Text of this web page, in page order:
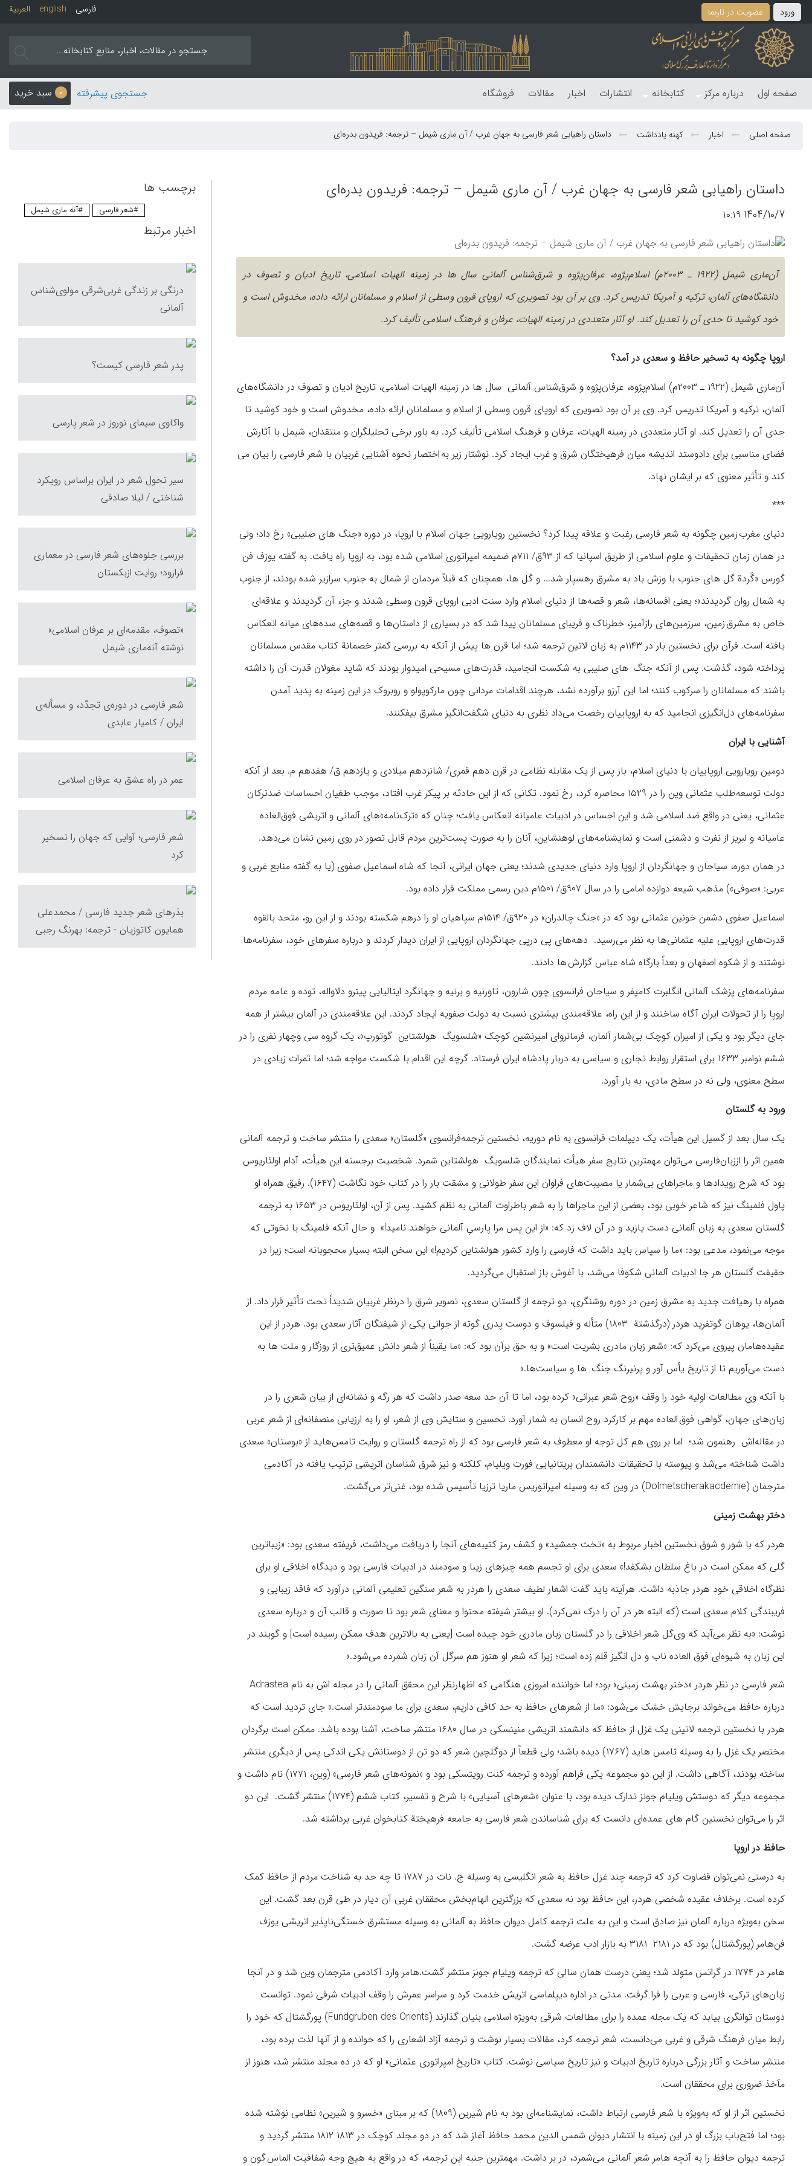
ورود عضویت در تارنما العربیة english فارسی
صفحه اول درباره مرکز کتابخانه انتشارات اخبار مقالات فروشگاه 0 سبد خرید جستجوی پیشرفته
صفحه اصلی اخبار کهنه یادداشت داستان راهیابی شعر فارسی به جهان غرب / آن ماری شیمل – ترجمه: فریدون بدره‌‏ای
داستان راهیابی شعر فارسی به جهان غرب / آن ماری شیمل – ترجمه: فریدون بدره‌‏ای
1404/10/7 ۱۰:۱۹
آن‌ماری شیمل (۱۹۲۲ ـ ۲۰۰۳م) اسلام‌پژوه، عرفان‌پژوه و شرق‌شناس آلمانی سال ها در زمینه الهیات اسلامی، تاریخ ادیان و تصوف در
دانشگاه‌های آلمان، ترکیه و آمریکا تدریس کرد. وی بر آن بود تصویری که اروپای قرون وسطی از اسلام و مسلمانان ارائه داده، مخدوش است و
خود کوشید تا حدی آن را تعدیل کند. او آثار متعددی در زمینه الهیات، عرفان و فرهنگ اسلامی تألیف کرد.
اروپا چگونه به تسخیر حافظ و سعدی در آمد؟
آن‌ماری شیمل (۱۹۲۲ ـ ۲۰۰۳م) اسلام‌پژوه، عرفان‌پژوه و شرق‌شناس آلمانی سال ها در زمینه الهیات اسلامی، تاریخ ادیان و تصوف در دانشگاه‌های
آلمان، ترکیه و آمریکا تدریس کرد. وی بر آن بود تصویری که اروپای قرون وسطی از اسلام و مسلمانان ارائه داده، مخدوش است و خود کوشید تا
حدی آن را تعدیل کند. او آثار متعددی در زمینه الهیات، عرفان و فرهنگ اسلامی تألیف کرد. به باور برخی تحلیلگران و منتقدان، شیمل با آثارش
فضای مناسبی برای دادوستد اندیشه میان فرهیختگان شرق و غرب ایجاد کرد. نوشتار زیر به اختصار نحوه آشنایی غربیان با شعر فارسی را بیان می
کند و تأثیر معنوی که بر ایشان نهاد.
***
دنیای مغرب زمین چگونه به شعر فارسی رغبت و علاقه پیدا کرد؟ نخستین رویارویی جهان اسلام با اروپا، در دوره «جنگ های صلیبی» رخ داد؛ ولی
در همان زمان تحقیقات و علوم اسلامی از طریق اسپانیا که از ۹۳ق/ ۷۱۱م ضمیمه امپراتوری اسلامی شده بود، به اروپا راه یافت. به گفته یوزف فن
گورس «گَردة گل های جنوب با وزش باد به مشرق رهسپار شد... و گل ها، همچنان که قبلاً مردمان از شمال به جنوب سرازیر شده بودند، از جنوب
به شمال روان گردیدند»؛ یعنی افسانه‌ها، شعر و قصه‌ها از دنیای اسلام وارد سنت ادبی اروپای قرون وسطی شدند و جزء آن گردیدند و علاقه‌ای
خاص به مشرق زمین، سرزمین‌های رازآمیز، خطرناک و فریبای مسلمانان پیدا شد که در بسیاری از داستان‌ها و قصه‌های سده‌‏های میانه انعکاس
یافته است. قرآن برای نخستین بار در ۱۱۴۳م به زبان لاتین ترجمه شد؛ اما قرن ها پیش از آنکه به بررسی کمتر خصمانة کتاب مقدس مسلمانان
پرداخته شود، گذشت. پس از آنکه جنگ های صلیبی به شکست انجامید، قدرت‌های مسیحی امیدوار بودند که شاید مغولان قدرت آن را داشته
باشند که مسلمانان را سرکوب کنند؛ اما این آرزو برآورده نشد، هرچند اقدامات مردانی چون مارکوپولو و روبروک در این زمینه به پدید آمدن
سفرنامه‌های دل‌انگیزی انجامید که به اروپاییان رخصت می‌‏داد نظری به دنیای شگفت‌‏انگیز مشرق بیفکنند.
آشنایی با ایران
دومین رویارویی اروپاییان با دنیای اسلام، باز پس از یک مقابله نظامی در قرن دهم قمری/ شانزدهم میلادی و یازدهم ق/ هفدهم م. بعد از آنکه
دولت توسعه‌طلب عثمانی وین را در ۱۵۲۹ محاصره کرد، رخ نمود. تکانی که از این حادثه بر پیکر غرب افتاد، موجب طغیان احساسات ضدترکان
عثمانی، یعنی در واقع ضد اسلامی شد و این احساس در ادبیات عامیانه انعکاس یافت؛ چنان که «ترک‌نامه»های آلمانی و اتریشی فوق‌العاده
عامیانه و لبریز از نفرت و دشمنی است و نمایشنامه‌های لوهنشاین، آنان را به صورت پست‌ترین مردم قابل ‌‏تصور در روی زمین نشان می‌‏دهد.
در همان دوره، سیاحان و جهانگردان از اروپا وارد دنیای جدیدی شدند؛ یعنی جهان ایرانی، آنجا که شاه اسماعیل صفوی (یا به گفته منابع غربی و
عربی: «صوفی») مذهب شیعه دوازده امامی را در سال ۹۰۷ق/ ۱۵۰۱م دین رسمی مملکت قرار داده بود.
اسماعیل صفوی دشمن خونین عثمانی بود که در «جنگ چالدران» در ۹۲۰ق/ ۱۵۱۴م سپاهیان او را درهم شکسته بودند و از این رو، متحد بالقوه
قدرت‌های اروپایی علیه عثمانی‌ها به نظر می‌‏رسید. دهه‌های پی درپی جهانگردان اروپایی از ایران دیدار کردند و درباره سفرهای خود، سفرنامه‌ها
نوشتند و از شکوه اصفهان و بعداً بارگاه شاه عباس گزارش ها دادند.
سفرنامه‌های پزشک آلمانی انگلبرت کامپفر و سیاحان فرانسوی چون شارون، تاورنیه و برنیه و جهانگرد ایتالیایی پیترو دلاواله، توده و عامه مردم
اروپا را از تحولات ایران آگاه ساختند و از این راه، علاقه‌مندی بیشتری نسبت به دولت صفویه ایجاد کردند. این علاقه‌مندی در آلمان بیشتر از همه
جای دیگر بود و یکی از امیران کوچک بی‌‏شمار آلمان، فرمانروای امیرنشین کوچک «شلسویگ هولشتاین گوتورپ»، یک گروه سی وچهار نفری را در
ششم نوامبر ۱۶۳۳ برای استقرار روابط تجاری و سیاسی به دربار پادشاه ایران فرستاد. گرچه این اقدام با شکست مواجه شد؛ اما ثمرات زیادی در
سطح معنوی، ولی نه در سطح مادی، به بار آورد.
ورود به گلستان
یک سال بعد از گسیل این هیأت، یک دیپلمات فرانسوی به نام دوریه، نخستین ترجمه‌‏‌‏‌‏‌‏‌‏فرانسوی «گلستان» سعدی را منتشر ساخت و ترجمه آلمانی
همین اثر را از‏‌‏‌‏‌‏زبان‌‏‌‏‌‏‌‏‌‏فارسی می‌‏توان مهمترین نتایج سفر هیأت نمایندگان شلسویگ هولشتاین شمرد. ‌‏‌‏‌‏شخصیت برجسته این هیأت، آدام اولئاریوس
بود که شرح رویدادها و ماجراهای بی‌‏‌‏‌‏شمار یا مصیبت‌های فراوان این سفر طولانی و مشقت بار را در کتاب خود نگاشت (۱۶۴۷). رفیق همراه او
پاول فلمینگ نیز که شاعر خوبی بود، بعضی از این ماجراها را به شعر باطراوت آلمانی به نظم کشید. پس از آن، اولئاریوس در ۱۶۵۳ به ترجمه
گلستان سعدی به زبان آلمانی دست یازید و در آن لاف زد که: «از این پس مرا پارسیِ آلمانی خواهند نامید!» و حال آنکه فلمینگ با نخوتی که
موجه می‌‏نمود، مدعی بود: «ما را سپاس باید داشت که فارسی را وارد کشور هولشتاین کردیم!» این سخن البته بسیار محجوبانه است؛ زیرا در
حقیقت گلستان هر جا ادبیات آلمانی شکوفا می‌‏شد، با آغوش باز استقبال می‌‏گردید.
همراه با رهیافت جدید به مشرق زمین در دوره روشنگری، دو ترجمه از گلستان سعدی، تصویر شرق را درنظر غربیان شدیداً تحت تأثیر قرار داد. از
آلمان‌ها، یوهان گوتفرید هردر (درگذشتة ۱۸۰۳) متأله و فیلسوف و دوست پدری گوته از جوانی یکی از شیفتگان آثار سعدی بود. هردر از این
عقیده‌هامان پیروی می‌‏کرد که: «شعر زبان مادری بشریت است» و به حق برآن بود که: «ما یقیناً از شعر دانش عمیق‌تری از روزگار و ملت ها به
دست می‌‏آوریم تا از تاریخ یأس آور و پرنیرنگ جنگ ها و سیاست‌ها.»
با آنکه وی مطالعات اولیه خود را وقف «روح شعر عبرانی» کرده بود، اما تا آن حد سعه صدر داشت که هر رگه و نشانه‌ای از بیان شعری را در
زبان‌های جهان، گواهی فوق العاده مهم بر کارکرد روح انسان به شمار آورد. تحسین و ستایش وی از شعر، او را به ارزیابی منصفانه‌ای از شعر عربی
در مقاله‌اش رهنمون شد؛ اما بر روی هم کل توجه او معطوف به شعر فارسی بود که از راه ترجمه گلستان و روایت تامس‌هاید از «بوستان» سعدی
داشت شناخته می‌‏شد و پیوسته با تحقیقات دانشمندان بریتانیایی فورت ویلیام، کلکته و نیز شرق شناسان اتریشی ترتیب یافته در آکادمی
مترجمان (Dolmetscherakacdemie) در وین که به وسیله امپراتوریس ماریا ترزیا تأسیس شده بود، غنی‌‏تر می‌‏گشت.
دختر بهشت زمینی
هردر که با شور و شوق نخستین اخبار مربوط به «تخت جمشید» و کشف رمز کتیبه‌‏های آنجا را دریافت می‌‏داشت، فریفته سعدی بود: «زیباترین
گلی که ممکن است در باغ سلطان بشکفد!» سعدی برای او تجسم همه چیزهای زیبا و سودمند در ادبیات فارسی بود و دیدگاه اخلاقی او برای
نظرگاه اخلاقی خود هردر جاذبه داشت. هرآینه باید گفت اشعار لطیف سعدی را هردر به شعر سنگین تعلیمی آلمانی درآورد که فاقد زیبایی و
فریبندگی کلام سعدی است (که البته هر در آن را درک نمی‌‏کرد). او بیشتر شیفته محتوا و معنای شعر بود تا صورت و قالب آن و درباره سعدی
نوشت: «به نظر می‌‏آید که وی‌‏گل شعر اخلاقی را در گلستان زبان مادری خود چیده است [یعنی به بالاترین هدف ممکن رسیده است] و گویند در
این زبان به شیوه‌‏ای فوق العاده ناب و دل انگیز قلم زده است؛ زیرا که شعر او هنوز هم سرگل آن زبان شمرده می‌‏شود.»
شعر فارسی در نظر هردر «دختر بهشت زمینی» بود؛ اما خواننده امروزی هنگامی که اظهارنظر این محقق آلمانی را در مجله اش به نام Adrastea
درباره حافظ می‌‏خواند برجایش خشک می‌‏شود: «ما از شعرهای حافظ به حد کافی داریم، سعدی برای ما سودمندتر است.» جای تردید است که
هردر با نخستین ترجمه لاتینی یک غزل از حافظ که دانشمند اتریشی منینسکی در سال ۱۶۸۰ منتشر ساخت، آشنا بوده باشد. ممکن است برگردان
مختصر یک غزل را به وسیله تامس ‌هاید (۱۷۶۷) دیده باشد؛ ولی قطعاً از دوگلچین شعر که دو تن از دوستانش یکی اندکی پس از دیگری منتشر
ساخته بودند، آگاهی داشت. از این دو مجموعه یکی فراهم آورده و ترجمه کنت رویتسکی بود و «نمونه‌های شعر فارسی» (وین، ۱۷۷۱) نام داشت و
مجموعه دیگر که دوستش ویلیام جونز تدارک دیده بود، با عنوان «شعرهای آسیایی» با شرح و تفسیر، کتاب ششم (۱۷۷۴) منتشر گشت. این دو
اثر را می‌‏توان نخستین گام های عمده‌ای دانست که برای شناساندن شعر فارسی به جامعه فرهیختة کتابخوان غربی برداشته شد.
حافظ در اروپا
به درستی نمی‌‏توان قضاوت کرد که ترجمه چند غزل حافظ به شعر انگلیسی به وسیله ج. نات در ۱۷۸۷ تا چه حد به شناخت مردم از حافظ کمک
کرده است. برخلاف عقیده شخصی هردر، این حافظ بود نه سعدی که بزرگترین الهام‌‏بخش محققان غربی آن دیار در طی قرن بعد گشت. این
سخن به‌ویژه درباره آلمان نیز صادق است و این به علت ترجمه کامل دیوان حافظ به آلمانی به وسیله مستشرق خستگی‌‏ناپذیر اتریشی یوزف
فن‌هامر (پورگشتال) بود که در ۲۱۸۱ ۳۱۸۱ به بازار ادب عرضه گشت.‌
هامر در ۱۷۷۴ در گراتس متولد شد؛ یعنی درست همان سالی که ترجمه ویلیام جونز منتشر گشت.‌هامر وارد آکادمی مترجمان وین شد و در آنجا
زبان‌های ترکی، فارسی و عربی را فرا گرفت. مدتی در اداره دیپلماسی اتریش خدمت کرد و سراسر عمرش را وقف ادبیات شرقی نمود. توانست
دوستان توانگری بیابد که یک مجله عمده را برای مطالعات شرقی به‌ویژه اسلامی بنیان گذارند (Fundgruben des Orients) پورگشتال که خود را
رابط میان فرهنگ شرقی و غربی می‌‏دانست، شعر ترجمه کرد، مقالات بسیار نوشت و ترجمه آزاد اشعاری را که خوانده و از آنها لذت برده بود،
منتشر ساخت و آثار بزرگی درباره تاریخ ادبیات و نیز تاریخ سیاسی نوشت. کتاب «تاریخ امپراتوری عثمانی» او که در ده مجلد منتشر شد، هنوز از
مآخذ ضروری برای محققان است.
نخستین اثر از او که به‌ویژه با شعر فارسی ارتباط داشت، نمایشنامه‌ای بود به نام شیرین (۱۸۰۹) که بر مبنای «خسرو و شیرین» نظامی نوشته شده
بود؛ اما فتح‌‏باب بزرگ او در این زمینه با انتشار دیوان شمس الدین محمد حافظ آغاز شد که در دو مجلد کوچک در ۱۸۱۳ ۱۸۱۲ منتشر گردید و
ترجمه دیوان حافظ را به آنچه‌ هامر شعر آلمانی می‌‏شمرد، در بر داشت. مهمترین جنبه این ترجمه، که در واقع به هیچ وجه شفافیت الماس گون و
برچسب ها
#شعر فارسی #آنه ماری شیمل
اخبار مرتبط
درنگی بر زندگی غربی‌شرقی مولوی‌شناس
آلمانی
پدر شعر فارسی کیست؟
واکاوی سیمای نوروز در شعر پارسی
سیر تحول شعر در ایران براساس رویكرد
شناختی / لیلا صادقی
بررسی جلوه‌های شعر فارسی در معماری
فرارود؛ روایت ازبکستان
«تصوف، مقدمه‌ای بر عرفان اسلامی»
نوشته آنه‌ماری شیمل
شعر فارسی در دوره‌ی تجدّد، و مسأله‌ی
ایران / کامیار عابدی
عمر در راه عشق به عرفان اسلامی
شعر فارسی؛ آوایی که جهان را تسخیر
کرد
بذرهای شعر جدید فارسی / محمدعلی
همایون كاتوزیان - ترجمه: بهرنگ رجبی